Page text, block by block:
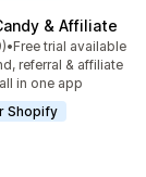
& Affiliate
개
•Free trial available
referral & affiliate
in one app
Shopify